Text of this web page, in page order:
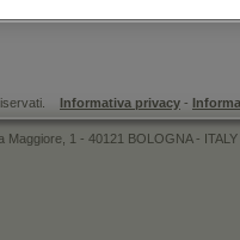
Informativa privacy -
1 - 40121 BOLOGNA -